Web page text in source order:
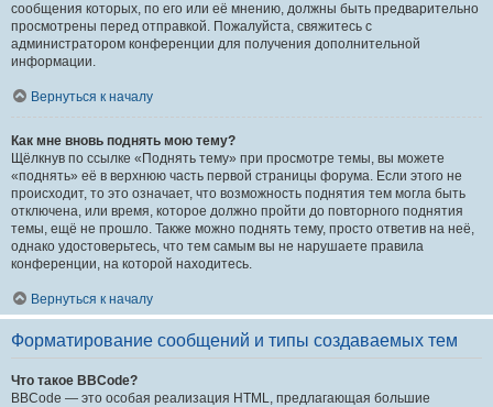
сообщения которых, по его или её мнению, должны быть предварительно
просмотрены перед отправкой. Пожалуйста, свяжитесь с
администратором конференции для получения дополнительной
информации.
Вернуться к началу
Как мне вновь поднять мою тему?
Щёлкнув по ссылке «Поднять тему» при просмотре темы, вы можете
«поднять» её в верхнюю часть первой страницы форума. Если этого не
происходит, то это означает, что возможность поднятия тем могла быть
отключена, или время, которое должно пройти до повторного поднятия
темы, ещё не прошло. Также можно поднять тему, просто ответив на неё,
однако удостоверьтесь, что тем самым вы не нарушаете правила
конференции, на которой находитесь.
Вернуться к началу
Форматирование сообщений и типы создаваемых тем
Что такое BBCode?
BBCode — это особая реализация HTML, предлагающая большие